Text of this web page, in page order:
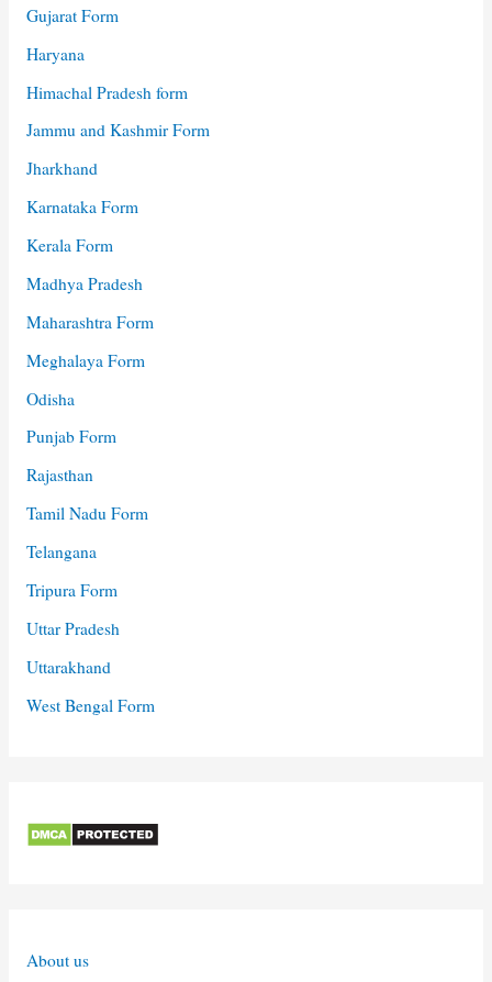
Gujarat Form
Haryana
Himachal Pradesh form
Jammu and Kashmir Form
Jharkhand
Karnataka Form
Kerala Form
Madhya Pradesh
Maharashtra Form
Meghalaya Form
Odisha
Punjab Form
Rajasthan
Tamil Nadu Form
Telangana
Tripura Form
Uttar Pradesh
Uttarakhand
West Bengal Form
About us